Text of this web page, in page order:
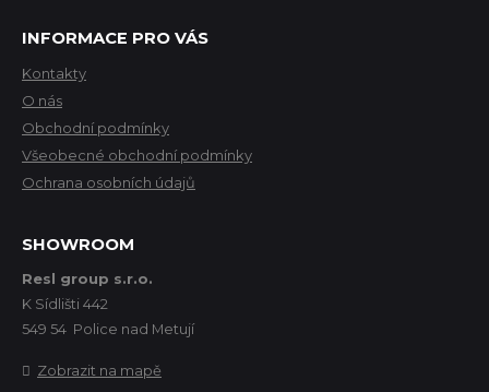
INFORMACE PRO VÁS
Kontakty
O nás
Obchodní podmínky
Všeobecné obchodní podmínky
Ochrana osobních údajů
SHOWROOM
Resl group s.r.o.
K Sídlišti 442
549 54 Police nad Metují
Zobrazit na mapě